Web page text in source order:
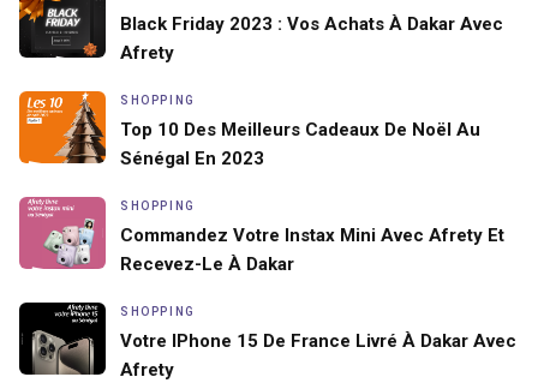
Black Friday 2023 : Vos Achats À Dakar Avec
Afrety
SHOPPING
Top 10 Des Meilleurs Cadeaux De Noël Au
Sénégal En 2023
SHOPPING
Commandez Votre Instax Mini Avec Afrety Et
Recevez-Le À Dakar
SHOPPING
Votre IPhone 15 De France Livré À Dakar Avec
Afrety